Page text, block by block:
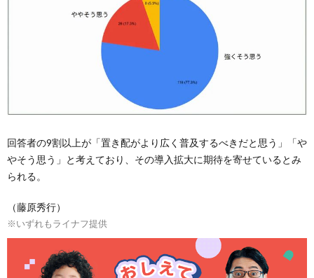
回答者の9割以上が「置き配がより広く普及するべきだと思う」「や
やそう思う」と考えており、その導入拡大に期待を寄せているとみ
られる。
（藤原秀行）
※いずれもライナフ提供